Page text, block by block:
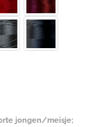
jongen/meisje;